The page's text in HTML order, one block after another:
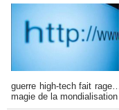
guerre high-tech fait
magie de la